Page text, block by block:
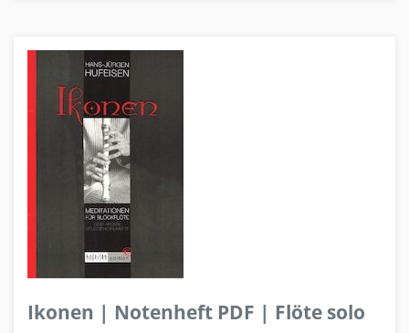
Ikonen | Notenheft PDF | Flöte solo